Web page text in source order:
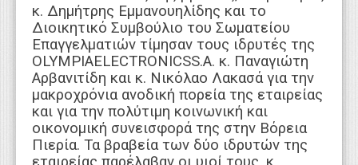
κ. Δημήτρης Εμμανουηλίδης και το
Διοικητικό Συμβούλιο του Σωματείου
Επαγγελματιών τίμησαν τους ιδρυτές της
OLYMPIAELECTRONICSS.A. κ. Παναγιώτη
Αρβανιτίδη και κ. Νικόλαο Λακασά για την
μακροχρόνια ανοδική πορεία της εταιρείας
και για την πολύτιμη κοινωνική και
οικονομική συνεισφορά της στην Βόρεια
Πιερία. Τα βραβεία των δύο ιδρυτών της